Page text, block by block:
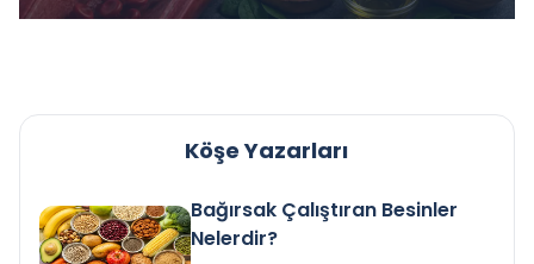
Köşe Yazarları
Bağırsak Çalıştıran Besinler
Nelerdir?